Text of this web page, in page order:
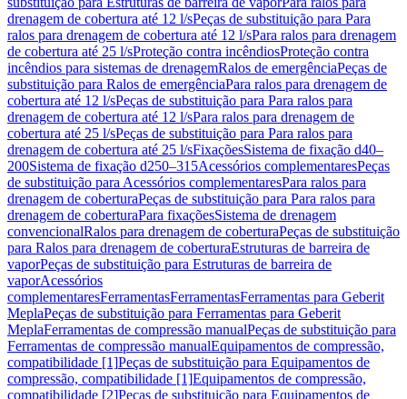
drenagem de cobertura até 12 l/sPeças de substituição para Para
ralos para drenagem de cobertura até 12 l/sPara ralos para drenagem
de cobertura até 25 l/sProteção contra incêndiosProteção contra
incêndios para sistemas de drenagemRalos de emergênciaPeças de
substituição para Ralos de emergênciaPara ralos para drenagem de
cobertura até 12 l/sPeças de substituição para Para ralos para
drenagem de cobertura até 12 l/sPara ralos para drenagem de
cobertura até 25 l/sPeças de substituição para Para ralos para
drenagem de cobertura até 25 l/sFixaçõesSistema de fixação d40–
200Sistema de fixação d250–315Acessórios complementaresPeças
de substituição para Acessórios complementaresPara ralos para
drenagem de coberturaPeças de substituição para Para ralos para
drenagem de coberturaPara fixaçõesSistema de drenagem
convencionalRalos para drenagem de coberturaPeças de substituição
para Ralos para drenagem de coberturaEstruturas de barreira de
vaporPeças de substituição para Estruturas de barreira de
vaporAcessórios
complementaresFerramentasFerramentasFerramentas para Geberit
MeplaPeças de substituição para Ferramentas para Geberit
MeplaFerramentas de compressão manualPeças de substituição para
Ferramentas de compressão manualEquipamentos de compressão,
compatibilidade [1]Peças de substituição para Equipamentos de
compressão, compatibilidade [1]Equipamentos de compressão,
compatibilidade [2]Peças de substituição para Equipamentos de